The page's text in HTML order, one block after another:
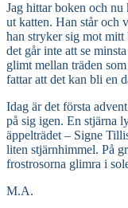
Jag hittar boken och nu
ut katten. Han står och
han stryker sig mot
det går inte att se
glimt mellan träden
fattar att det kan bli en
Idag är det första
på sig igen. En stjärna
äppelträdet – Signe
liten stjärnhimmel. På
frostrosorna glimra i
M.A.